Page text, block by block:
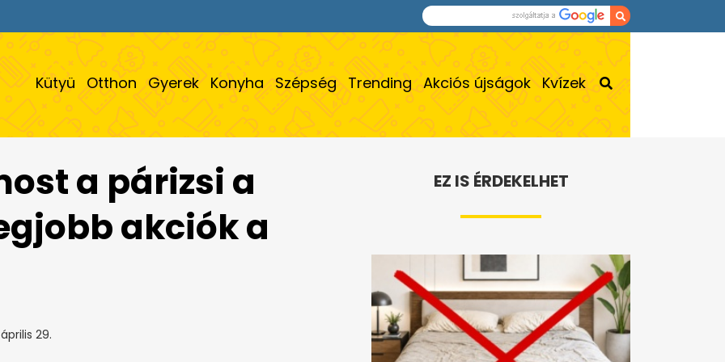
Kütyü Otthon Gyerek Konyha Szépség Trending Akciós újságok Kvízek
a párizsi a
akciók a
29.
EZ IS ÉRDEKELHET